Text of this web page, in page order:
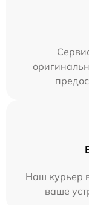
Наш курьер
ваше